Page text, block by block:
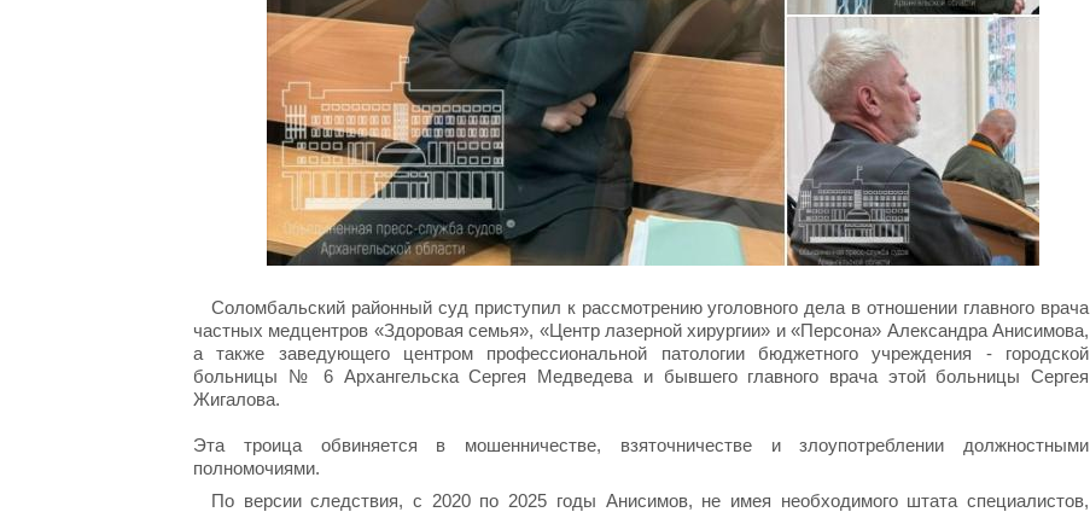
Соломбальский районный суд приступил к рассмотрению уголовного дела в отношении главного врача
частных медцентров «Здоровая семья», «Центр лазерной хирургии» и «Персона» Александра Анисимова,
а также заведующего центром профессиональной патологии бюджетного учреждения - городской
больницы № 6 Архангельска Сергея Медведева и бывшего главного врача этой больницы Сергея
Жигалова.
Эта троица обвиняется в мошенничестве, взяточничестве и злоупотреблении должностными
полномочиями.
По версии следствия, с 2020 по 2025 годы Анисимов, не имея необходимого штата специалистов,